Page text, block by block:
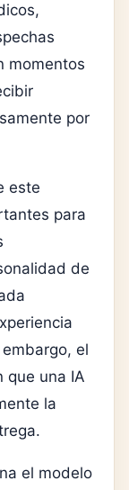
momentos
por
este
para
de
el
que una IA
la
el modelo